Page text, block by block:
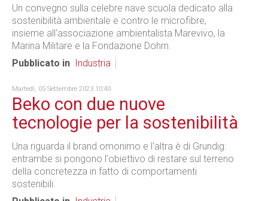
Un convegno sulla celebre nave scuola dedicato alla
sostenibilità ambientale e contro le microfibre,
insieme all'associazione ambientalista Marevivo, la
Marina Militare e la Fondazione Dohrn.
Pubblicato in
Industria
Martedì, 05 Settembre 2023 10:40
Beko con due nuove
tecnologie per la sostenibilità
Una riguarda il brand omonimo e l'altra è di Grundig:
entrambe si pongono l'obiettivo di restare sul terreno
della concretezza in fatto di comportamenti
sostenibili.